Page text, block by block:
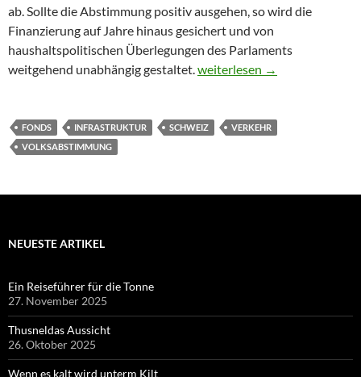
ab. Sollte die Abstimmung positiv ausgehen, so wird die
Finanzierung auf Jahre hinaus gesichert und von
haushaltspolitischen Überlegungen des Parlaments
weitgehend unabhängig gestaltet.Milliarden für Verkehrswege
weiterlesen →
FONDS INFRASTRUKTUR SCHWEIZ
VERKEHR
VOLKSABSTIMMUNG
NEUESTE ARTIKEL
Ein Reiseführer für die Tonne
27. November 2025
Thusneldas Aussicht
26. Oktober 2025
Wenn es kalt wird unterm Kilt